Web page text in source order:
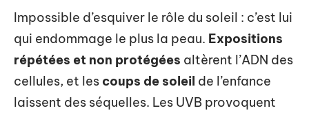
Impossible d’esquiver le rôle du soleil : c’est lui
qui endommage le plus la peau. Expositions
répétées et non protégées altèrent l’ADN des
cellules, et les coups de soleil de l’enfance
laissent des séquelles. Les UVB provoquent